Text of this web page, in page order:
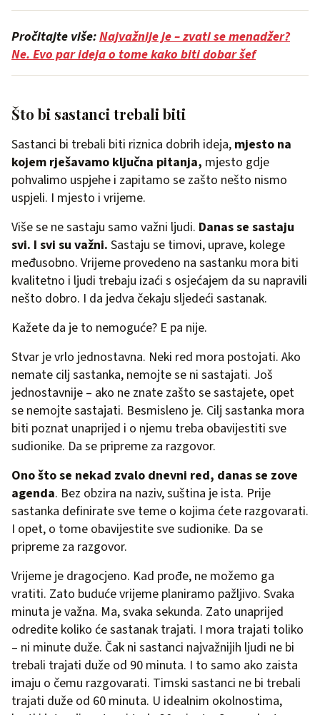
Pročitajte više:Najvažnije je – zvati se menadžer?
Ne. Evo par ideja o tome kako biti dobar šef
Što bi sastanci trebali biti
Sastanci bi trebali biti riznica dobrih ideja, mjesto na
kojem rješavamo ključna pitanja, mjesto gdje
pohvalimo uspjehe i zapitamo se zašto nešto nismo
uspjeli. I mjesto i vrijeme.
Više se ne sastaju samo važni ljudi. Danas se sastaju
svi. I svi su važni. Sastaju se timovi, uprave, kolege
međusobno. Vrijeme provedeno na sastanku mora biti
kvalitetno i ljudi trebaju izaći s osjećajem da su napravili
nešto dobro. I da jedva čekaju sljedeći sastanak.
Kažete da je to nemoguće? E pa nije.
Stvar je vrlo jednostavna. Neki red mora postojati. Ako
nemate cilj sastanka, nemojte se ni sastajati. Još
jednostavnije – ako ne znate zašto se sastajete, opet
se nemojte sastajati. Besmisleno je. Cilj sastanka mora
biti poznat unaprijed i o njemu treba obavijestiti sve
sudionike. Da se pripreme za razgovor.
Ono što se nekad zvalo dnevni red, danas se zove
agenda. Bez obzira na naziv, suština je ista. Prije
sastanka definirate sve teme o kojima ćete razgovarati.
I opet, o tome obavijestite sve sudionike. Da se
pripreme za razgovor.
Vrijeme je dragocjeno. Kad prođe, ne možemo ga
vratiti. Zato buduće vrijeme planiramo pažljivo. Svaka
minuta je važna. Ma, svaka sekunda. Zato unaprijed
odredite koliko će sastanak trajati. I mora trajati toliko
– ni minute duže. Čak ni sastanci najvažnijih ljudi ne bi
trebali trajati duže od 90 minuta. I to samo ako zaista
imaju o čemu razgovarati. Timski sastanci ne bi trebali
trajati duže od 60 minuta. U idealnim okolnostima,